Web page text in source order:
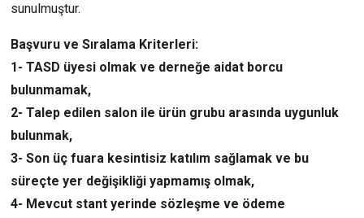
sunulmuştur.
Başvuru ve Sıralama Kriterleri:
1- TASD üyesi olmak ve derneğe aidat borcu
bulunmamak,
2- Talep edilen salon ile ürün grubu arasında uygunluk
bulunmak,
3- Son üç fuara kesintisiz katılım sağlamak ve bu
süreçte yer değişikliği yapmamış olmak,
4- Mevcut stant yerinde sözleşme ve ödeme